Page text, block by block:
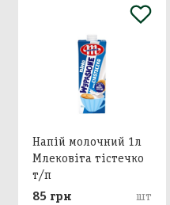
Напій молочний 1л
Млековіта тістечко
т/п
85 грн
шт